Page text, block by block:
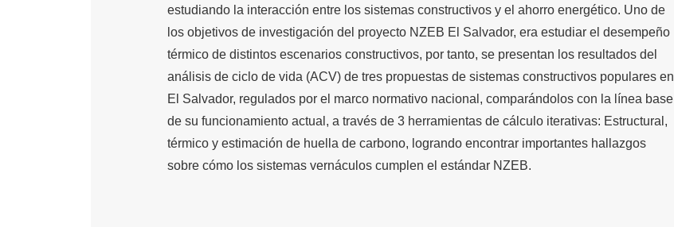
estudiando la interacción entre los sistemas constructivos y el ahorro energético. Uno de
los objetivos de investigación del proyecto NZEB El Salvador, era estudiar el desempeño
térmico de distintos escenarios constructivos, por tanto, se presentan los resultados del
análisis de ciclo de vida (ACV) de tres propuestas de sistemas constructivos populares en
El Salvador, regulados por el marco normativo nacional, comparándolos con la línea base
de su funcionamiento actual, a través de 3 herramientas de cálculo iterativas: Estructural,
térmico y estimación de huella de carbono, logrando encontrar importantes hallazgos
sobre cómo los sistemas vernáculos cumplen el estándar NZEB.